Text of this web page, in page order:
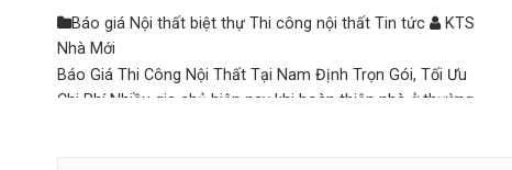
Báo giá Nội thất biệt thự Thi công nội thất Tin tức
KTS
Nhà Mới
Báo Giá Thi Công Nội Thất Tại Nam Định Trọn Gói, Tối Ưu
Chi Phí Nhiều gia chủ hiện nay khi hoàn thiện nhà ở thường